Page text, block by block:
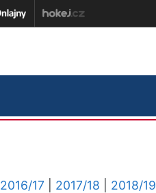
2016/17 2017/18 2018/19